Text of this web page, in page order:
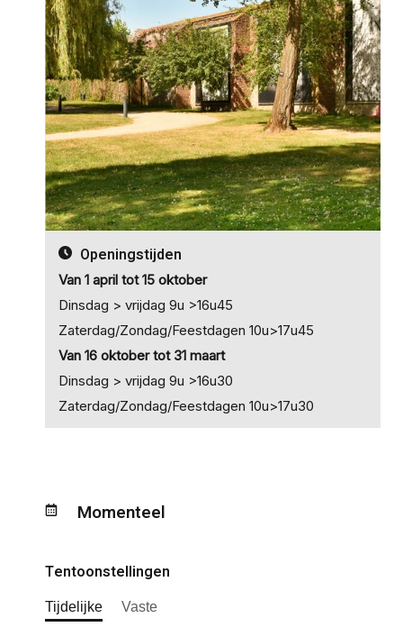
Openingstijden
Van 1 april tot 15 oktober
Dinsdag > vrijdag 9u >16u45
Zaterdag/Zondag/Feestdagen 10u>17u45
Van 16 oktober tot 31 maart
Dinsdag > vrijdag 9u >16u30
Zaterdag/Zondag/Feestdagen 10u>17u30
Momenteel
Tentoonstellingen
Tijdelijke Vaste